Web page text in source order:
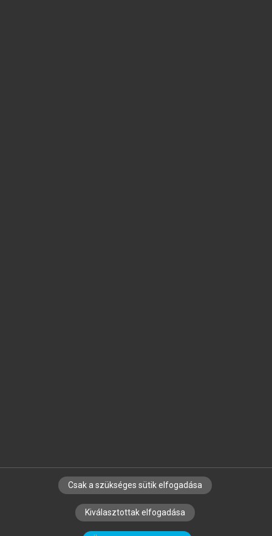
SZERZŐKNEK CÉGEKNEK KÖNYVTÁROSOKNAK
SZERKESZTÉSI ÉS LEKTORÁLÁSI ALAPELVEK
Csak a szükséges sütik elfogadása
Kiválasztottak elfogadása